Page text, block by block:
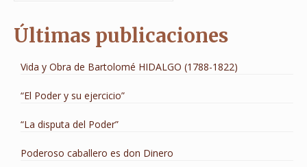
Últimas publicaciones
Vida y Obra de Bartolomé HIDALGO (1788-1822)
“El Poder y su ejercicio”
“La disputa del Poder”
Poderoso caballero es don Dinero